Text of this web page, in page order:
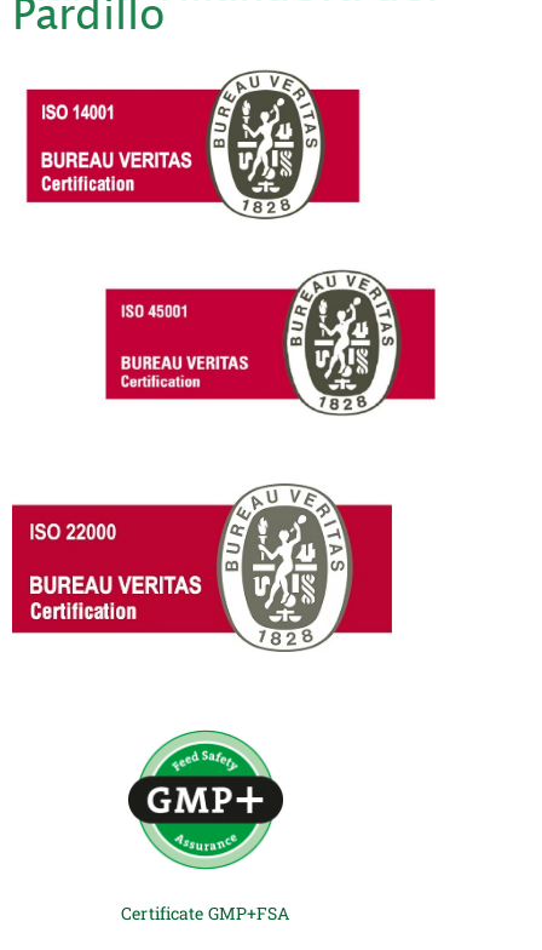
Pardillo
Certificate GMP+FSA